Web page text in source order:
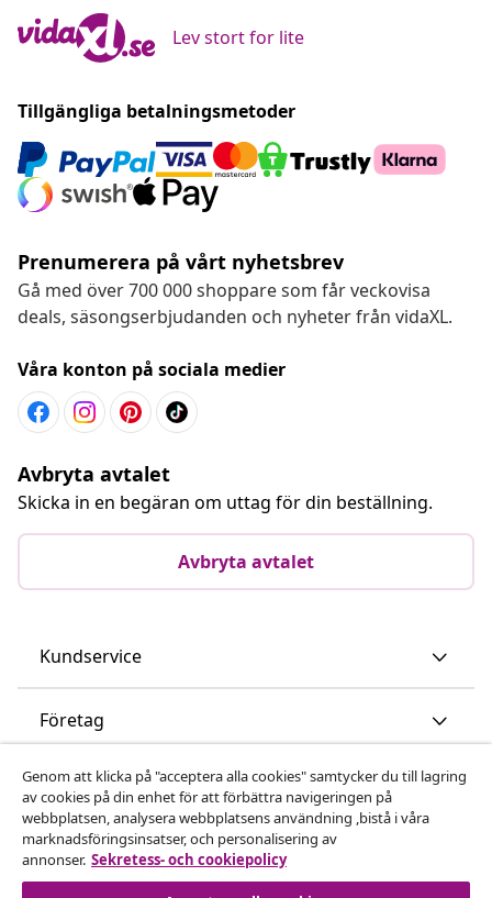
Lev stort for lite
Tillgängliga betalningsmetoder
Prenumerera på vårt nyhetsbrev
Gå med över 700 000 shoppare som får veckovisa
deals, säsongserbjudanden och nyheter från vidaXL.
Våra konton på sociala medier
Avbryta avtalet
Skicka in en begäran om uttag för din beställning.
Avbryta avtalet
Kundservice
Företag
vidaXL
Upptäck mer
Genom att klicka på "acceptera alla cookies" samtycker du till lagring
av cookies på din enhet för att förbättra navigeringen på
webbplatsen, analysera webbplatsens användning ,bistå i våra
marknadsföringsinsatser, och personalisering av
annonser. Sekretess- och cookiepolicy